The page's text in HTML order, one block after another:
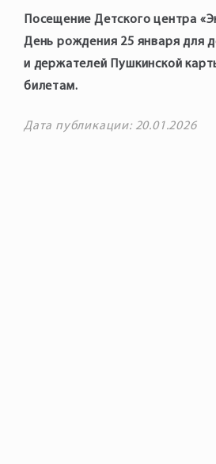
Посещение Детского центра
День рождения 25 января для
и держателей Пушкинской
билетам.
Дата публикации: 20.01.2026